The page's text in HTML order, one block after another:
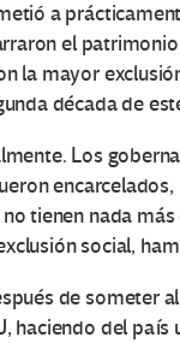
a
el
la mayor
década de
Los
tienen nada
social,
de someter
haciendo del